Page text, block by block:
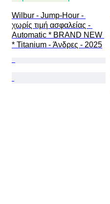
Wilbur - Jump-Hour -
χωρίς τιμή ασφαλείας -
Automatic * BRAND NEW
* Titanium - Άνδρες - 2025